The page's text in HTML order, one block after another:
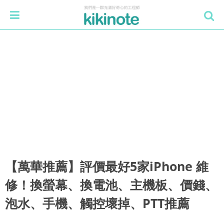
【萬華推薦】評價最好5家iPhone 維
修！換螢幕、換電池、主機板、價錢、
泡水、手機、觸控壞掉、PTT推薦